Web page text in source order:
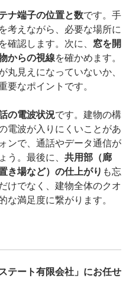
ナ端子の位置と数です。手
考えながら、必要な場所に
確認します。次に、 窓を開
からの視線を確かめます。
丸見えになっていないか、
要なポイントです。
の電波状況です。建物の構
電波が入りにくいことがあ
ンで、通話やデータ通信が
う。最後に、 共用部（廊
き場など）の仕上がり も忘
けでなく、建物全体のクオ
な満足度に繋がります。
テート有限会社」にお任せ